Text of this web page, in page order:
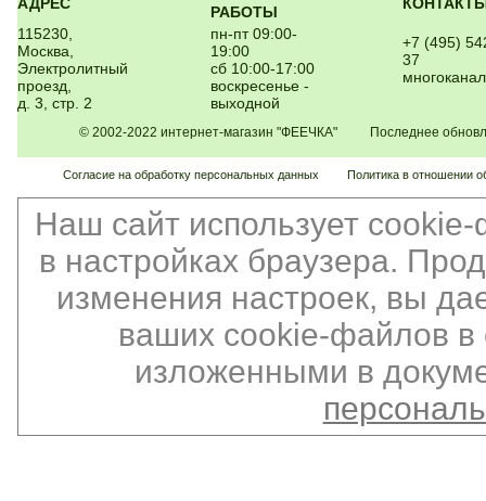
РАБОТЫ
115230,
Москва,
Электролитный
проезд,
д. 3, стр. 2
пн-пт 09:00-
19:00
сб 10:00-17:00
воскресенье -
выходной
+7 (495)
37
© 2002-2022 интернет-магазин "ФЕЕЧКА" Последнее
Согласие на обработку персональных данных Политика в отношении
Наш сайт использует
в настройках браузера.
изменения настроек, вы
ваших cookie-файлов в
изложенными в